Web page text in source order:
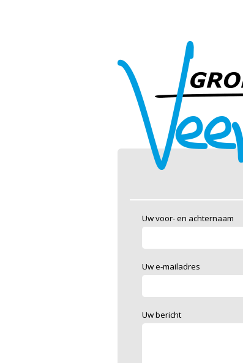
Uw voor- en achternaam
Uw e-mailadres
Uw bericht